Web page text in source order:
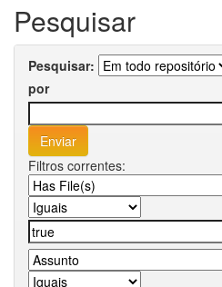
Pesquisar
Pesquisar:
por
Filtros correntes: